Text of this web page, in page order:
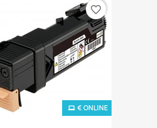
€ ONLINE
favorite_border